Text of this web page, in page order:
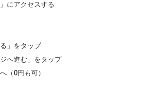
にアクセスする
」をタップ
へ進む」をタップ
（0円も可）